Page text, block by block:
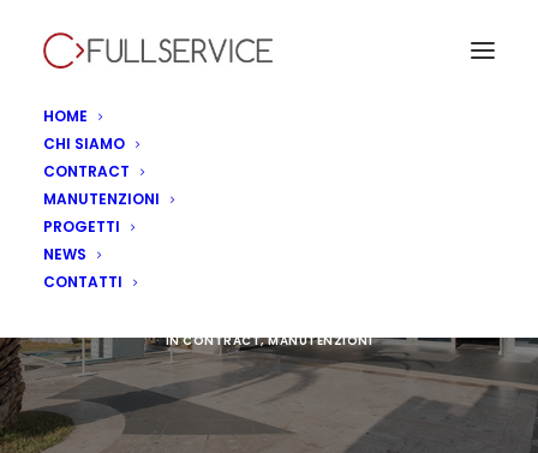
HOME
CHI SIAMO
CONTRACT
MANUTENZIONI
PROGETTI
NEWS
CONTATTI
LuckyVille - Seriate,
INCONTRACT,MANUTENZIONI